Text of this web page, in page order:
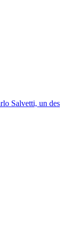
Salvetti, un des